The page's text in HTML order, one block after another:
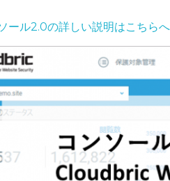
ール2.0の詳しい説明はこちら